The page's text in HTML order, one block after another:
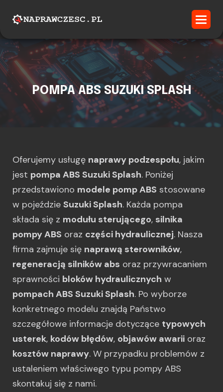
POMPA ABS SUZUKI SPLASH
Oferujemy usługę naprawy podzespołu, jakim
jest pompa ABS Suzuki Splash. Poniżej
przedstawiono modele pomp ABS stosowane
w pojeździe Suzuki Splash. Każda pompa
składa się z modułu sterującego, silnika
pompy ABS oraz części hydraulicznej. Nasza
firma zajmuje się naprawą sterowników,
regeneracją silników abs oraz przywracaniem
sprawności bloków hydraulicznych w
pompach ABS Suzuki Splash. Po wyborze
konkretnego modelu znajdą Państwo
szczegółowe informacje dotyczące typowych
usterek, kodów błędów, objawów awarii oraz
kosztów naprawy. W przypadku problemów z
ustaleniem właściwego typu pompy ABS
skontakuj się z nami.